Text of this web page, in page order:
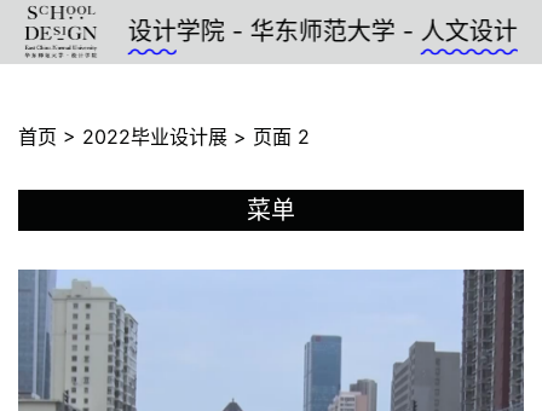
设计学院 - 华东师范大学 -人文设计 - 上海 -
首页 > 2022毕业设计展 > 页面 2
菜单